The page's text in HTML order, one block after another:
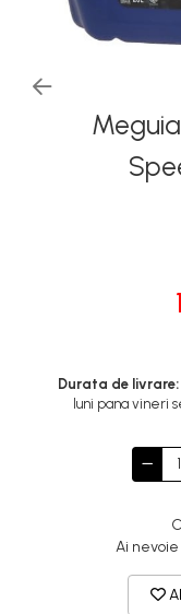
Tapiterii | Textile | Piele
CEARA | SEALANT |
TRATAMENTE
POLISH | SLEFUIRE |
ACCESORII |
Durata de livrare:
luni pana vineri
Ai